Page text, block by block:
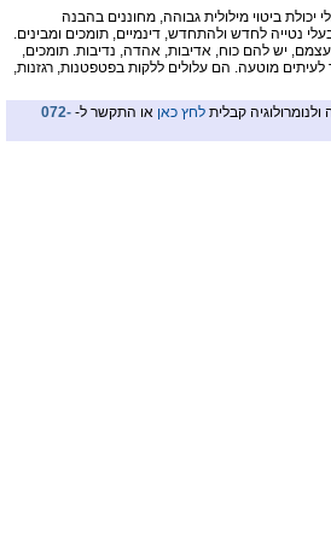
יכולת ביטוי מילולית גבוהה, מחוננים בהבנה
נטייה לחדש ולהתחדש, דינמיים, תומכים ומבינים.
יש להם כוח, אדיבות, אהדה, נדיבות. תומכים,
לעיתים מוטעה. הם עלולים ללקות בפטפטנות, רגזנות,
ולנומרולוגיה קבלית לחץ כאן או התקשר ל- 072-